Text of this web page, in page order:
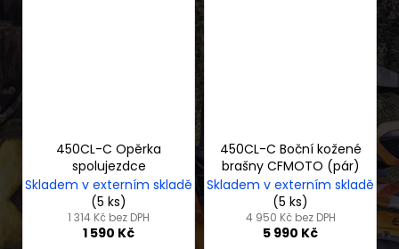
450CL-C Opěrka
spolujezdce
Skladem v externím skladě
(5 ks)
1 314 Kč bez DPH
1 590 Kč
450CL-C Boční kožené
brašny CFMOTO (pár)
Skladem v externím skladě
(5 ks)
4 950 Kč bez DPH
5 990 Kč